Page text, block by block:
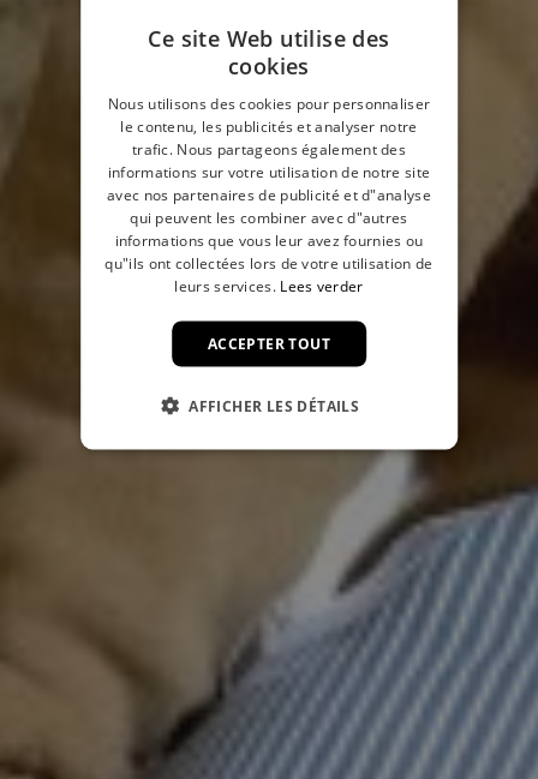
Ce site Web utilise des
cookies
Nous utilisons des cookies pour personnaliser
le contenu, les publicités et analyser notre
trafic. Nous partageons également des
informations sur votre utilisation de notre site
avec nos partenaires de publicité et d"analyse
qui peuvent les combiner avec d"autres
informations que vous leur avez fournies ou
qu"ils ont collectées lors de votre utilisation de
leurs services. Lees verder
ACCEPTER TOUT
AFFICHER LES DÉTAILS